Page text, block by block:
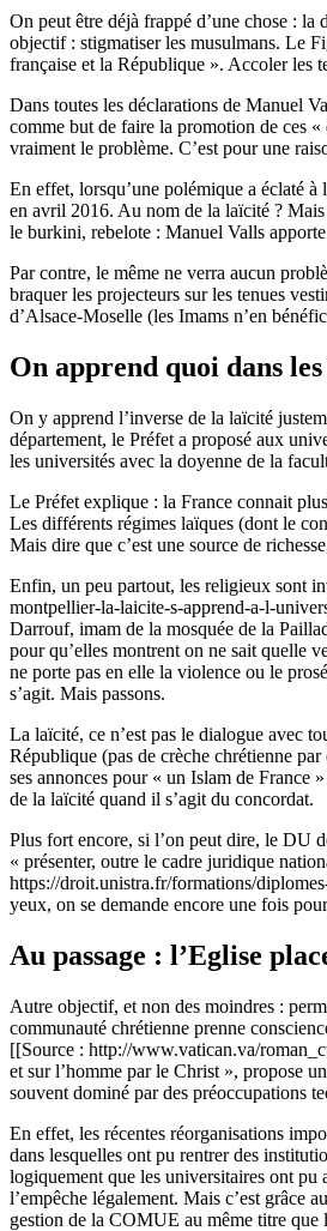
On peut être déjà frappé d’une chose :
objectif : stigmatiser les musulmans. Le
française et la République ». Accoler les
Dans toutes les déclarations de Manuel
comme but de faire la promotion de ces
vraiment le problème. C’est pour une
En effet, lorsqu’une polémique a éclaté
en avril 2016. Au nom de la laïcité ?
le burkini, rebelote : Manuel Valls
Par contre, le même ne verra aucun
braquer les projecteurs sur les tenues
d’Alsace-Moselle (les Imams n’en
On apprend quoi dans
On y apprend l’inverse de la laïcité
département, le Préfet a proposé aux
les universités avec la doyenne de la
Le Préfet explique : la France connait
Les différents régimes laïques (dont le
Mais dire que c’est une source de
Enfin, un peu partout, les religieux sont
montpellier-la-laicite-s-apprend-a-l-
Darrouf, imam de la mosquée de la
pour qu’elles montrent on ne sait quelle
ne porte pas en elle la violence ou le
s’agit. Mais passons.
La laïcité, ce n’est pas le dialogue avec
République (pas de crèche chrétienne
ses annonces pour « un Islam de France
de la laïcité quand il s’agit du concordat.
Plus fort encore, si l’on peut dire, le DU
« présenter, outre le cadre juridique
https://droit.unistra.fr/formations/
yeux, on se demande encore une fois
Au passage : l’Eglise
Autre objectif, et non des moindres :
communauté chrétienne prenne
[[Source : http://www.vatican.va/
et sur l’homme par le Christ », propose
souvent dominé par des préoccupations
En effet, les récentes réorganisations
dans lesquelles ont pu rentrer des
logiquement que les universitaires ont
l’empêche légalement. Mais c’est grâce
gestion de la COMUE au même titre que